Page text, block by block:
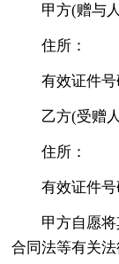
甲方(赠与
住所：
有效证件号
乙方(受赠
住所：
有效证件号
甲方自愿
合同法等有关